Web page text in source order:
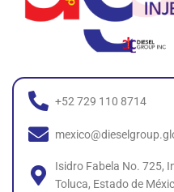
+52 729 110 8714
Isidro Fabela No. 725,
Toluca, Estado de